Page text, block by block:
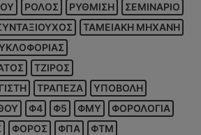
ΡΟΛΟΣ ΡΥΘΜΙΣΗ
ΣΕΜΙΝΑΡΙΟ
ΤΑΜΕΙΑΚΗ ΜΗΧΑΝΗ
ΤΖΙΡΟΣ
ΤΡΑΠΕΖΑ
ΥΠΟΒΟΛΗ
Φ4 Φ5 ΦΜΥ
ΦΟΡΟΛΟΓΙΑ
ΦΟΡΟΣ ΦΠΑ
ΦΤΜ